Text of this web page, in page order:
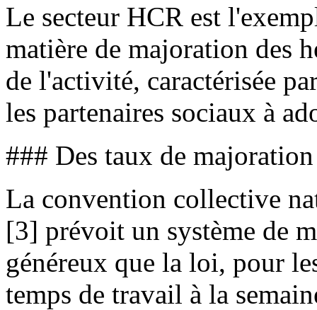
Le secteur HCR est
matière de majoration des
de l'activité, caractérisée
les partenaires sociaux à
### Des taux de
La convention collective
[3] prévoit un système de
généreux que la loi, pour
temps de travail à la